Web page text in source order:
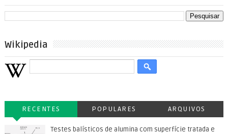
Wikipedia
RECENTES POPULARES ARQUIVOS
Testes balísticos de alumina com superfície tratada e